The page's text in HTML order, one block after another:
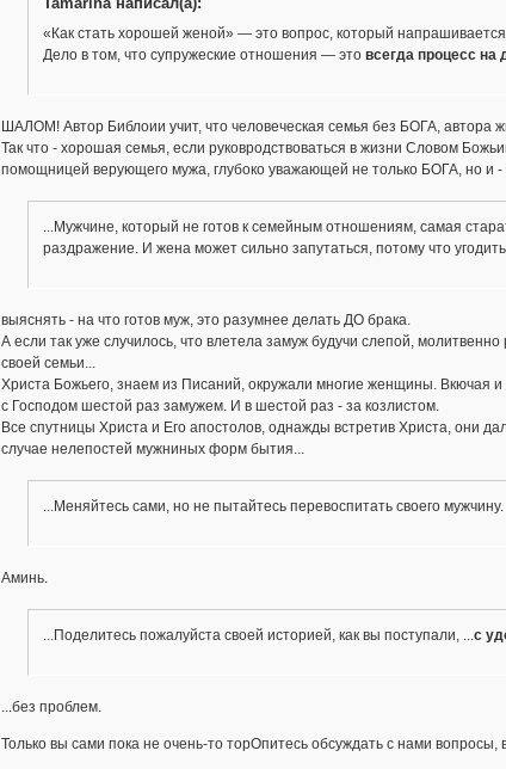
«Как стать хорошей женой» — это вопрос, который
Дело в том, что супружеские отношения — это всегда процесс на
ШАЛОМ! Автор Библоии учит, что человеческая семья без БОГА, автора
Так что - хорошая семья, если руковродствоваться в жизни Словом
помощницей верующего мужа, глубоко уважающей не только БОГА, но и
...Мужчине, который не готов к семейным отношениям, самая
раздражение. И жена может сильно запутаться, потому что
выяснять - на что готов муж, это разумнее делать ДО брака.
А если так уже случилось, что влетела замуж будучи слепой,
своей семьи...
Христа Божьего, знаем из Писаний, окружали многие женщины. Вкючая
с Господом шестой раз замужем. И в шестой раз - за козлистом.
Все спутницы Христа и Его апостолов, однажды встретив Христа, они
случае нелепостей мужниных форм бытия...
...Меняйтесь сами, но не пытайтесь перевоспитать своего мужчину.
Аминь.
...Поделитесь пожалуйста своей историей, как вы поступали, ...с
...без проблем.
Только вы сами пока не очень-то торОпитесь обсуждать с нами